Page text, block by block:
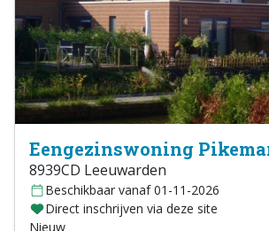
Eengezinswoning
8939CD Leeuwarden
Beschikbaar vanaf 01-11-2026
Direct inschrijven via deze site
Nieuw